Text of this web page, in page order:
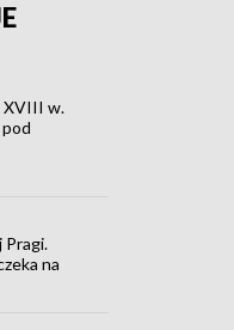
XVIII w.
Pragi.
na